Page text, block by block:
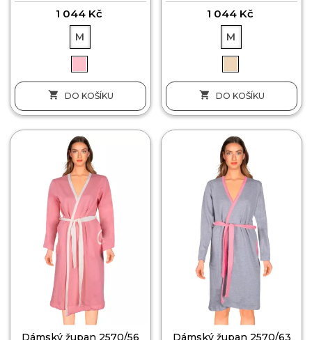
1 044 Kč
M
 DO KOŠÍKU
1 044 Kč
M
 DO KOŠÍKU
Dámský župan 2570/56 Dámský župan 2570/63